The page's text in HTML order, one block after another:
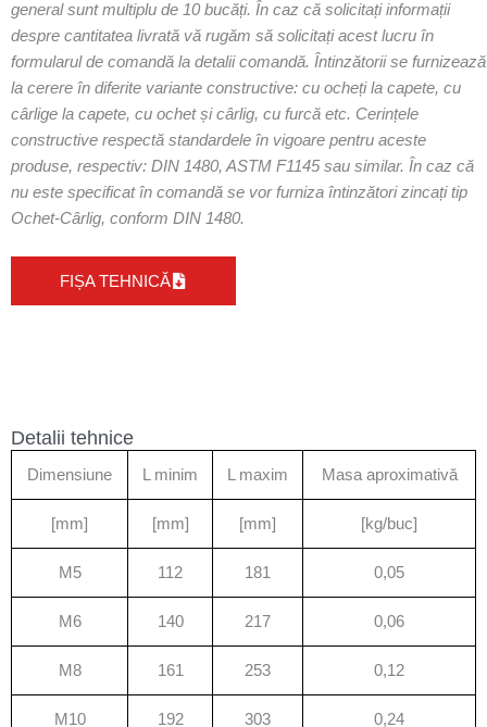
general sunt multiplu de 10 bucăți. În caz că solicitați informații
despre cantitatea livrată vă rugăm să solicitați acest lucru în
formularul de comandă la detalii comandă. Întinzătorii se furnizează
la cerere în diferite variante constructive: cu ocheți la capete, cu
cârlige la capete, cu ochet și cârlig, cu furcă etc. Cerințele
constructive respectă standardele în vigoare pentru aceste
produse, respectiv: DIN 1480, ASTM F1145 sau similar. În caz că
nu este specificat în comandă se vor furniza întinzători zincați tip
Ochet-Cârlig, conform DIN 1480.
FIȘA TEHNICĂ
Detalii tehnice
Dimensiune L minim L maxim Masa aproximativă
[mm] [mm] [mm] [kg/buc]
M5 112 181 0,05
M6 140 217 0,06
M8 161 253 0,12
M10 192 303 0,24